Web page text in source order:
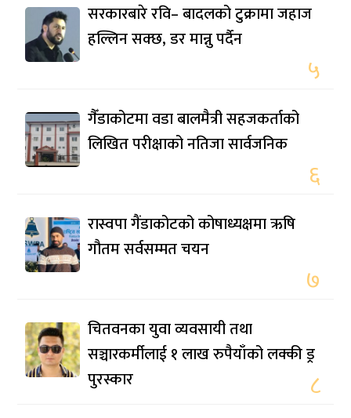
सरकारबारे रवि– बादलको टुक्रामा जहाज
हल्लिन सक्छ, डर मान्नु पर्दैन
५
गैँडाकोटमा वडा बालमैत्री सहजकर्ताको
लिखित परीक्षाको नतिजा सार्वजनिक
६
रास्वपा गैंडाकोटको कोषाध्यक्षमा ऋषि
गौतम सर्वसम्मत चयन
७
चितवनका युवा व्यवसायी तथा
सञ्चारकर्मीलाई १ लाख रुपैयाँको लक्की ड्र
पुरस्कार
८